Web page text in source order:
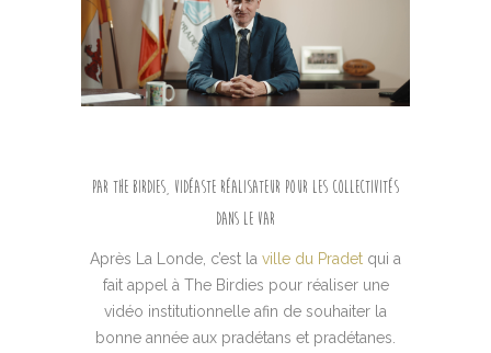
Par The Birdies, vidéaste réalisateur pour les collectivités
dans le Var
Après La Londe, c’est la ville du Pradet qui a
fait appel à The Birdies pour réaliser une
vidéo institutionnelle afin de souhaiter la
bonne année aux pradétans et pradétanes.